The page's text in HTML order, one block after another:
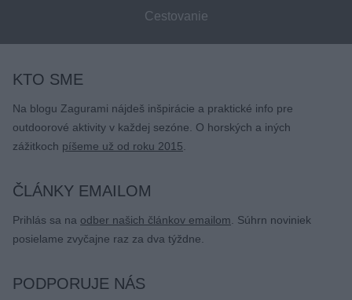
Cestovanie
KTO SME
Na blogu Zagurami nájdeš inšpirácie a praktické info pre
outdoorové aktivity v každej sezóne. O horských a iných
zážitkoch píšeme už od roku 2015
ČLÁNKY EMAILOM
Prihlás sa na odber našich článkov emailom . Súhrn noviniek
posielame zvyčajne raz za dva týždne.
PODPORUJE NÁS